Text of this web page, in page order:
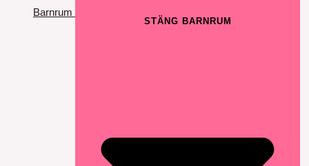
Barnrum
STÄNG BARNRUM